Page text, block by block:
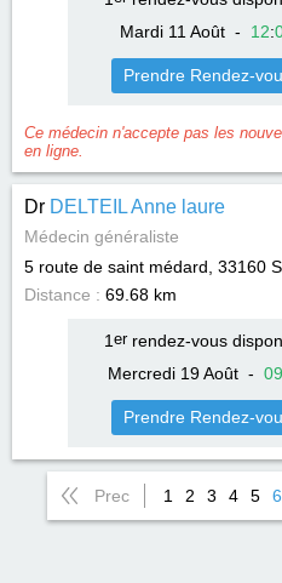
Mardi 11 Août - 12:
Prendre Rendez-
Ce médecin n'accepte pas les
en ligne.
Dr DELTEIL Anne laure
Médecin généraliste
5 route de saint médard, 33160
Distance : 69.68 km
1 errendez-vous
Mercredi 19 Août- 09
Prendre Rendez-
Prec 1 2 3 4 5 6